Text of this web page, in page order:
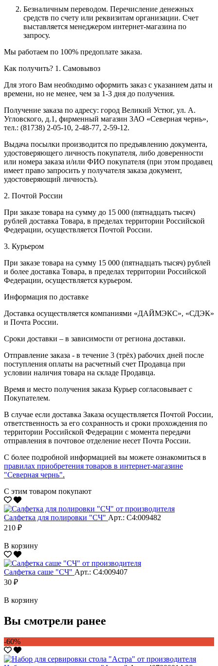
Безналичным переводом. Перечисление денежных
средств по счету или реквизитам организации. Счет
выставляется менеджером интернет-магазина по
запросу.
Мы работаем по 100% предоплате заказа.
Как получить? 1. Самовывоз
Для этого Вам необходимо оформить заказ с указанием даты и
времени, но не менее, чем за 1-3 дня до получения.
Получение заказа по адресу: город Великий Устюг, ул. А.
Угловского, д.1, фирменный магазин ЗАО «Северная чернь»,
тел.: (81738) 2-05-10, 2-48-77, 2-59-12.
Выдача посылки производится по предъявлению документа,
удостоверяющего личность покупателя, либо доверенности
или номера заказа и/или ФИО покупателя (при этом продавец
имеет право запросить у получателя заказа документ,
удостоверяющий личность).
2. Почтой России
При заказе товара на сумму до 15 000 (пятнадцать тысяч)
рублей доставка Товара, в пределах территории Российской
Федерации, осуществляется Почтой России.
3. Курьером
При заказе товара на сумму 15 000 (пятнадцать тысяч) рублей
и более доставка Товара, в пределах территории Российской
Федерации, осуществляется курьером.
Информация по доставке
Доставка осуществляется компаниями «ДАЙМЭКС», «СДЭК»
и Почта России.
Сроки доставки – в зависимости от региона доставки.
Отправление заказа - в течение 3 (трёх) рабочих дней после
поступления оплаты на расчетный счет Продавца при
условии наличия товара на складе Продавца.
Время и место получения заказа Курьер согласовывает с
Покупателем.
В случае если доставка Заказа осуществляется Почтой России,
ответственность за его сохранность и сроки прохождения по
территории Российской Федерации с момента передачи
отправления в почтовое отделение несет Почта России.
С более подробной информацией вы можете ознакомиться в
правилах приобретения товаров в интернет-магазине
"Северная чернь".
С этим товаром покупают
Салфетка для полировки "CЧ" Арт.: С4:009482
210 ₽
В корзину
Салфетка саше "CЧ" Арт.: С4:009407
30 ₽
В корзину
Вы смотрели ранее
-60%